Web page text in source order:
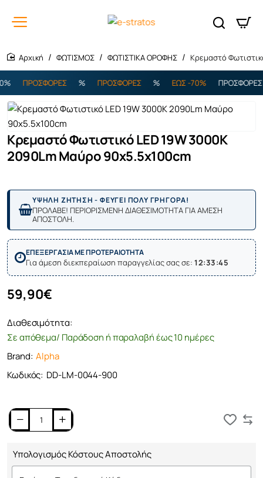
ΦΩΤΙΣΜΟΣ ΦΩΤΙΣΤΙΚΑ ΟΡΟΦΗΣ Κρεμαστό
ΠΡΟΣΦΟΡΕΣ ΠΡΟΣΦΟΡΕΣ ΕΩΣ -70% ΠΡΟΣΦΟΡΕΣ
Κρεμαστό Φωτιστικό LED 19W 3000K
2090Lm Μαύρο 90x5.5x100cm
ΥΨΗΛΗ ΖΗΤΗΣΗ - ΦΕΥΓΕΙ ΠΟΛΥ ΓΡΗΓΟΡΑ!
ΠΡΟΛΑΒΕ! ΠΕΡΙΟΡΙΣΜΕΝΗ ΔΙΑΘΕΣΙΜΟΤΗΤΑ ΓΙΑ ΑΜΕΣΗ
ΑΠΟΣΤΟΛΗ.
ΕΠΕΞΕΡΓΑΣΙΑ ΜΕ ΠΡΟΤΕΡΑΙΟΤΗΤΑ
Για άμεση διεκπεραίωση παραγγελίας σας σε: 12:33:45
Διαθεσιμότητα:
Σε απόθεμα/ Παράδοση ή παραλαβή έως 10 ημέρες
Brand: Alpha
Κωδικός: DD-LM-0044-900
59,90€
Υπολογισμός Κόστους Αποστολής